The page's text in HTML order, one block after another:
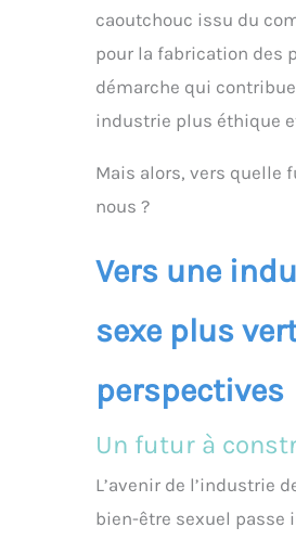
caoutchouc issu du
pour la fabrication des
démarche qui
industrie plus éthique
Mais alors, vers quelle
nous ?
Vers une
sexe plus
perspectives
Un futur à
L’avenir de l’industrie
bien-être sexuel passe